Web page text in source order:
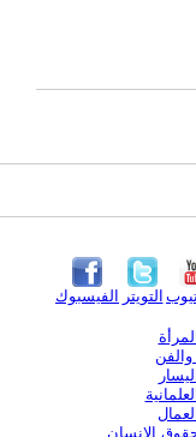
الفيسبوك التويتر
والفن
حقوق الإنسان